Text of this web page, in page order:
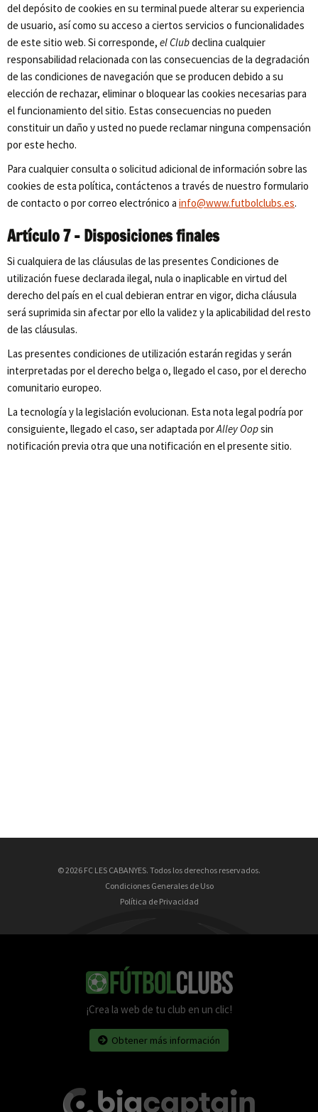
del depósito de cookies en su terminal puede alterar su experiencia
de usuario, así como su acceso a ciertos servicios o funcionalidades
de este sitio web. Si corresponde, el Clubdeclina cualquier
responsabilidad relacionada con las consecuencias de la degradación
de las condiciones de navegación que se producen debido a su
elección de rechazar, eliminar o bloquear las cookies necesarias para
el funcionamiento del sitio. Estas consecuencias no pueden
constituir un daño y usted no puede reclamar ninguna compensación
por este hecho.
Para cualquier consulta o solicitud adicional de información sobre las
cookies de esta política, contáctenos a través de nuestro formulario
de contacto o por correo electrónico a info@www.futbolclubs.es.
Artículo 7 – Disposiciones finales
Si cualquiera de las cláusulas de las presentes Condiciones de
utilización fuese declarada ilegal, nula o inaplicable en virtud del
derecho del país en el cual debieran entrar en vigor, dicha cláusula
será suprimida sin afectar por ello la validez y la aplicabilidad del resto
de las cláusulas.
Las presentes condiciones de utilización estarán regidas y serán
interpretadas por el derecho belga o, llegado el caso, por el derecho
comunitario europeo.
La tecnología y la legislación evolucionan. Esta nota legal podría por
consiguiente, llegado el caso, ser adaptada porAlley Oopsin
notificación previa otra que una notificación en el presente sitio.
© 2026 FC LES CABANYES. Todos los derechos reservados.
Condiciones Generales de Uso
Política de Privacidad
¡Crea la web de tu club en un clic!
Obtener más información